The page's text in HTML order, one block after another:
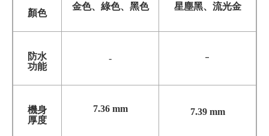
顏色
金色、綠色、黑色 星塵黑、流光金
防水
功能
- -
機身
厚度
7.36 mm 7.39 mm